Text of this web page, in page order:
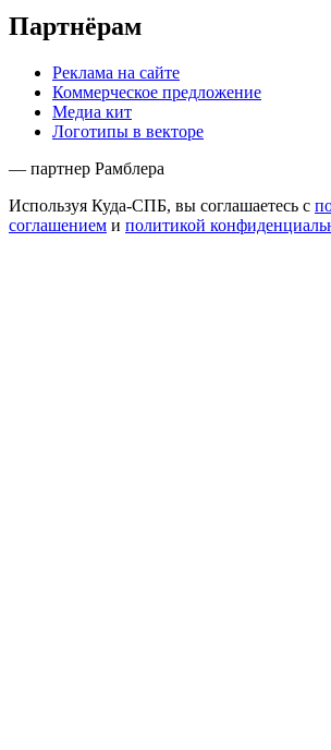
Партнёрам
Реклама на сайте
Коммерческое предложение
Медиа кит
Логотипы в векторе
— партнер Рамблера
Используя Куда-СПБ, вы соглашаетесь с
соглашением и политикой